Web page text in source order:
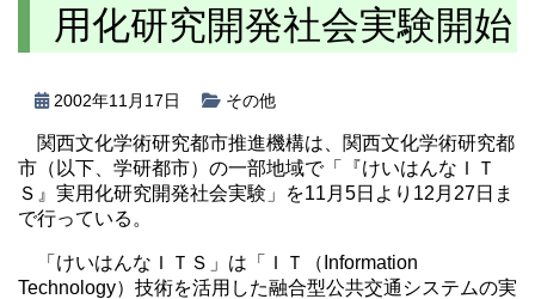
用化研究開発社会実験開始
2002年11月17日 その他
関西文化学術研究都市推進機構は、関西文化学術研究都
市（以下、学研都市）の一部地域で「『けいはんなＩＴ
Ｓ』実用化研究開発社会実験」を11月5日より12月27日ま
で行っている。
「けいはんなＩＴＳ」は「ＩＴ（Information
Technology）技術を活用した融合型公共交通システムの実